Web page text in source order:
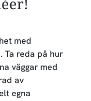
med
Ta reda på hur
väggar med
av
egna